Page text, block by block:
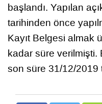
başlandı. Yapılan
tarihinden önce
Kayıt Belgesi almak
kadar süre verilmişti.
son süre 31/12/2019